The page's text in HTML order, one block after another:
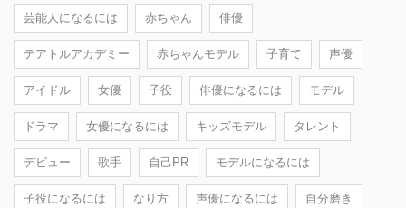
芸能人になるには 赤ちゃん 俳優
テアトルアカデミー 赤ちゃんモデル 子育て 声優
アイドル 女優 子役 俳優になるには モデル
ドラマ 女優になるには キッズモデル タレント
デビュー 歌手 自己PR モデルになるには
子役になるには なり方 声優になるには 自分磨き